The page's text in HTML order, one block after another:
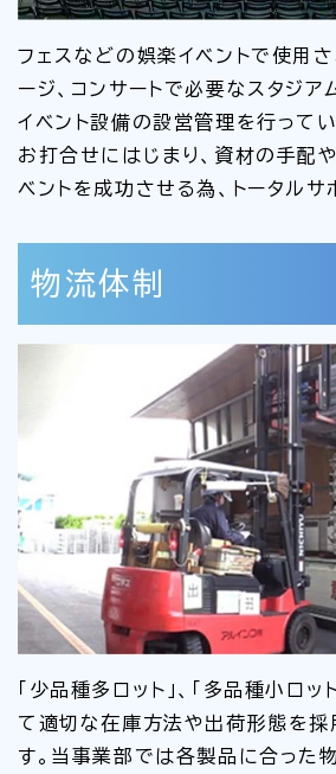
フェスなどの娯楽イベントで使用
ージ、コンサートで必要なスタジア
イベント設備の設営管理を行って
お打合せにはじまり、資材の手配
ベントを成功させる為、トータルサ
物流体制
「少品種多ロット」、「多品種小ロッ
て適切な在庫方法や出荷形態を採
す。当事業部では各製品に合った